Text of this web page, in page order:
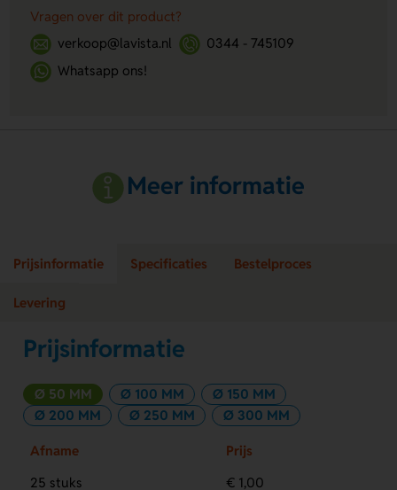
Vragen over dit product?
verkoop@lavista.nl
0344 - 745109
Whatsapp ons!
Meer informatie
Prijsinformatie Specificaties Bestelproces
Levering
Prijsinformatie
Ø 50 MM Ø 100 MM
Ø 150 MM
Ø 200 MM
Ø 250 MM Ø 300 MM
Afname
Prijs
25 stuks
€ 1,00